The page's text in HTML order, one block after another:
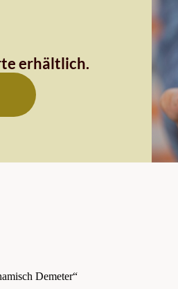
erhältlich.
Demeter“